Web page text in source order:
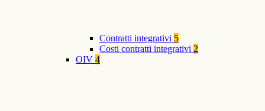
Contratti integrativi 5
Costi contratti integrativi 2
OIV 4